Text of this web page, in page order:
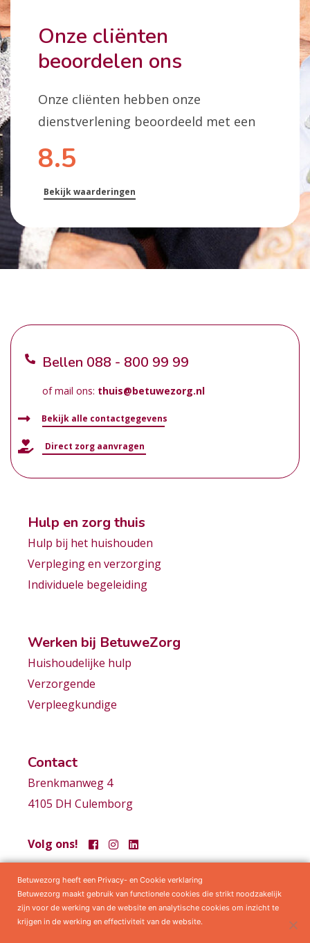
Onze cliënten
beoordelen ons
Onze cliënten hebben onze
dienstverlening beoordeeld met een
8.5
Bekijk waarderingen
Bellen 088 - 800 99 99
of mail ons: thuis@betuwezorg.nl
Bekijk alle contactgegevens
Direct zorg aanvragen
Hulp en zorg thuis
Hulp bij het huishouden
Verpleging en verzorging
Individuele begeleiding
Werken bij BetuweZorg
Huishoudelijke hulp
Verzorgende
Verpleegkundige
Contact
Brenkmanweg 4
4105 DH Culemborg
Volg ons!
Samenwerkingen Privacy statement Algemene voorwaarden
Betuwezorg heeft een Privacy- en Cookie verklaring
Betuwezorg maakt gebruik van functionele cookies die strikt noodzakelijk
zijn voor de werking van de website en analytische cookies om inzicht te
krijgen in de werking en effectiviteit van de website.